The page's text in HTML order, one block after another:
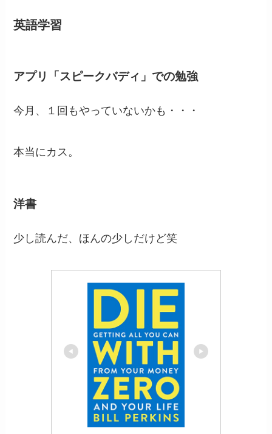
英語学習
アプリ「スピークバディ」での勉強
今月、１回もやっていないかも・・・
本当にカス。
洋書
少し読んだ、ほんの少しだけど笑